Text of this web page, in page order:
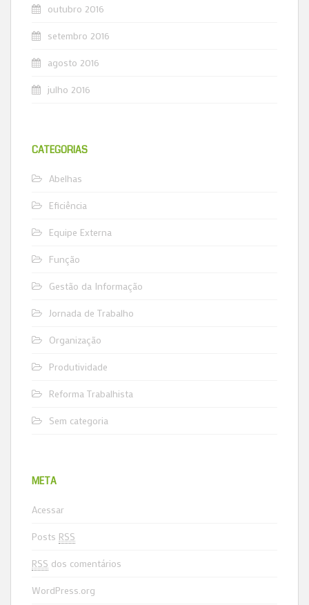
outubro 2016
setembro 2016
agosto 2016
julho 2016
CATEGORIAS
Abelhas
Eficiência
Equipe Externa
Função
Gestão da Informação
Jornada de Trabalho
Organização
Produtividade
Reforma Trabalhista
Sem categoria
META
Acessar
Posts RSS
RSS dos comentários
WordPress.org